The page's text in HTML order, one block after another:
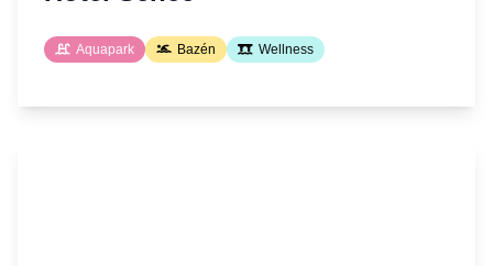
Aquapark Bazén Wellness